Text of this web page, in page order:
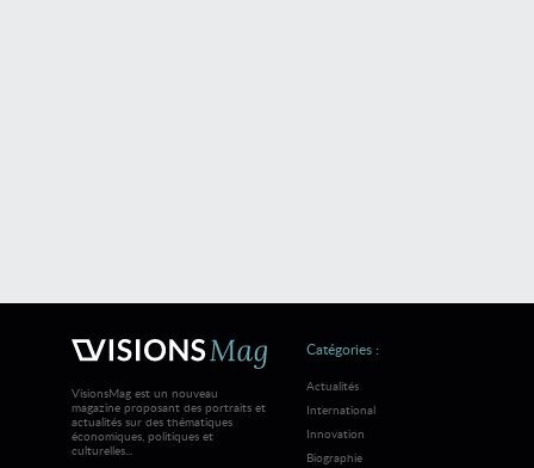
VisionsMag est un nouveau
magazine proposant des portraits et
actualités sur des thématiques
économiques, politiques et
culturelles...
Catégories :
Actualités
International
Innovation
Biographie